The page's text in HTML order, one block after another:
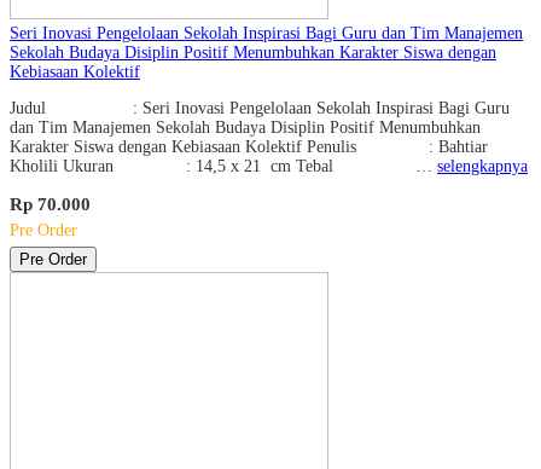
Seri Inovasi Pengelolaan Sekolah Inspirasi Bagi Guru dan Tim Manajemen
Sekolah Budaya Disiplin Positif Menumbuhkan Karakter Siswa dengan
Kebiasaan Kolektif
Judul : Seri Inovasi Pengelolaan Sekolah Inspirasi Bagi Guru
dan Tim Manajemen Sekolah Budaya Disiplin Positif Menumbuhkan
Karakter Siswa dengan Kebiasaan Kolektif Penulis : Bahtiar
Kholili Ukuran : 14,5 x 21 cm Tebal … selengkapnya
Rp 70.000
Pre Order
Pre Order